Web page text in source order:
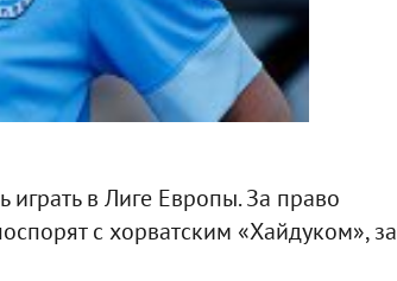
играть в Лиге Европы. За право
с хорватским «Хайдуком», за